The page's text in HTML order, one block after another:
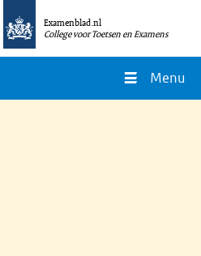
Examenblad.nl
College voor Toetsen en Examens
Menu